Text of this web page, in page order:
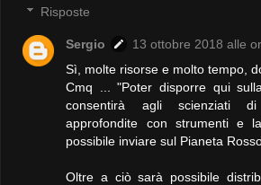
Risposte
Sergio
13 ottobre 2018 alle
Sì, molte risorse e molto tempo,
Cmq ... "Poter disporre qui
consentirà agli scienziati
approfondite con strumenti e
possibile inviare sul Pianeta
Oltre a ciò sarà possibile